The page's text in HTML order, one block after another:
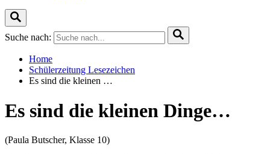
Suche nach:
Home
Schülerzeitung Lesezeichen
Es sind die kleinen …
Es sind die kleinen Dinge…
(Paula Butscher, Klasse 10)